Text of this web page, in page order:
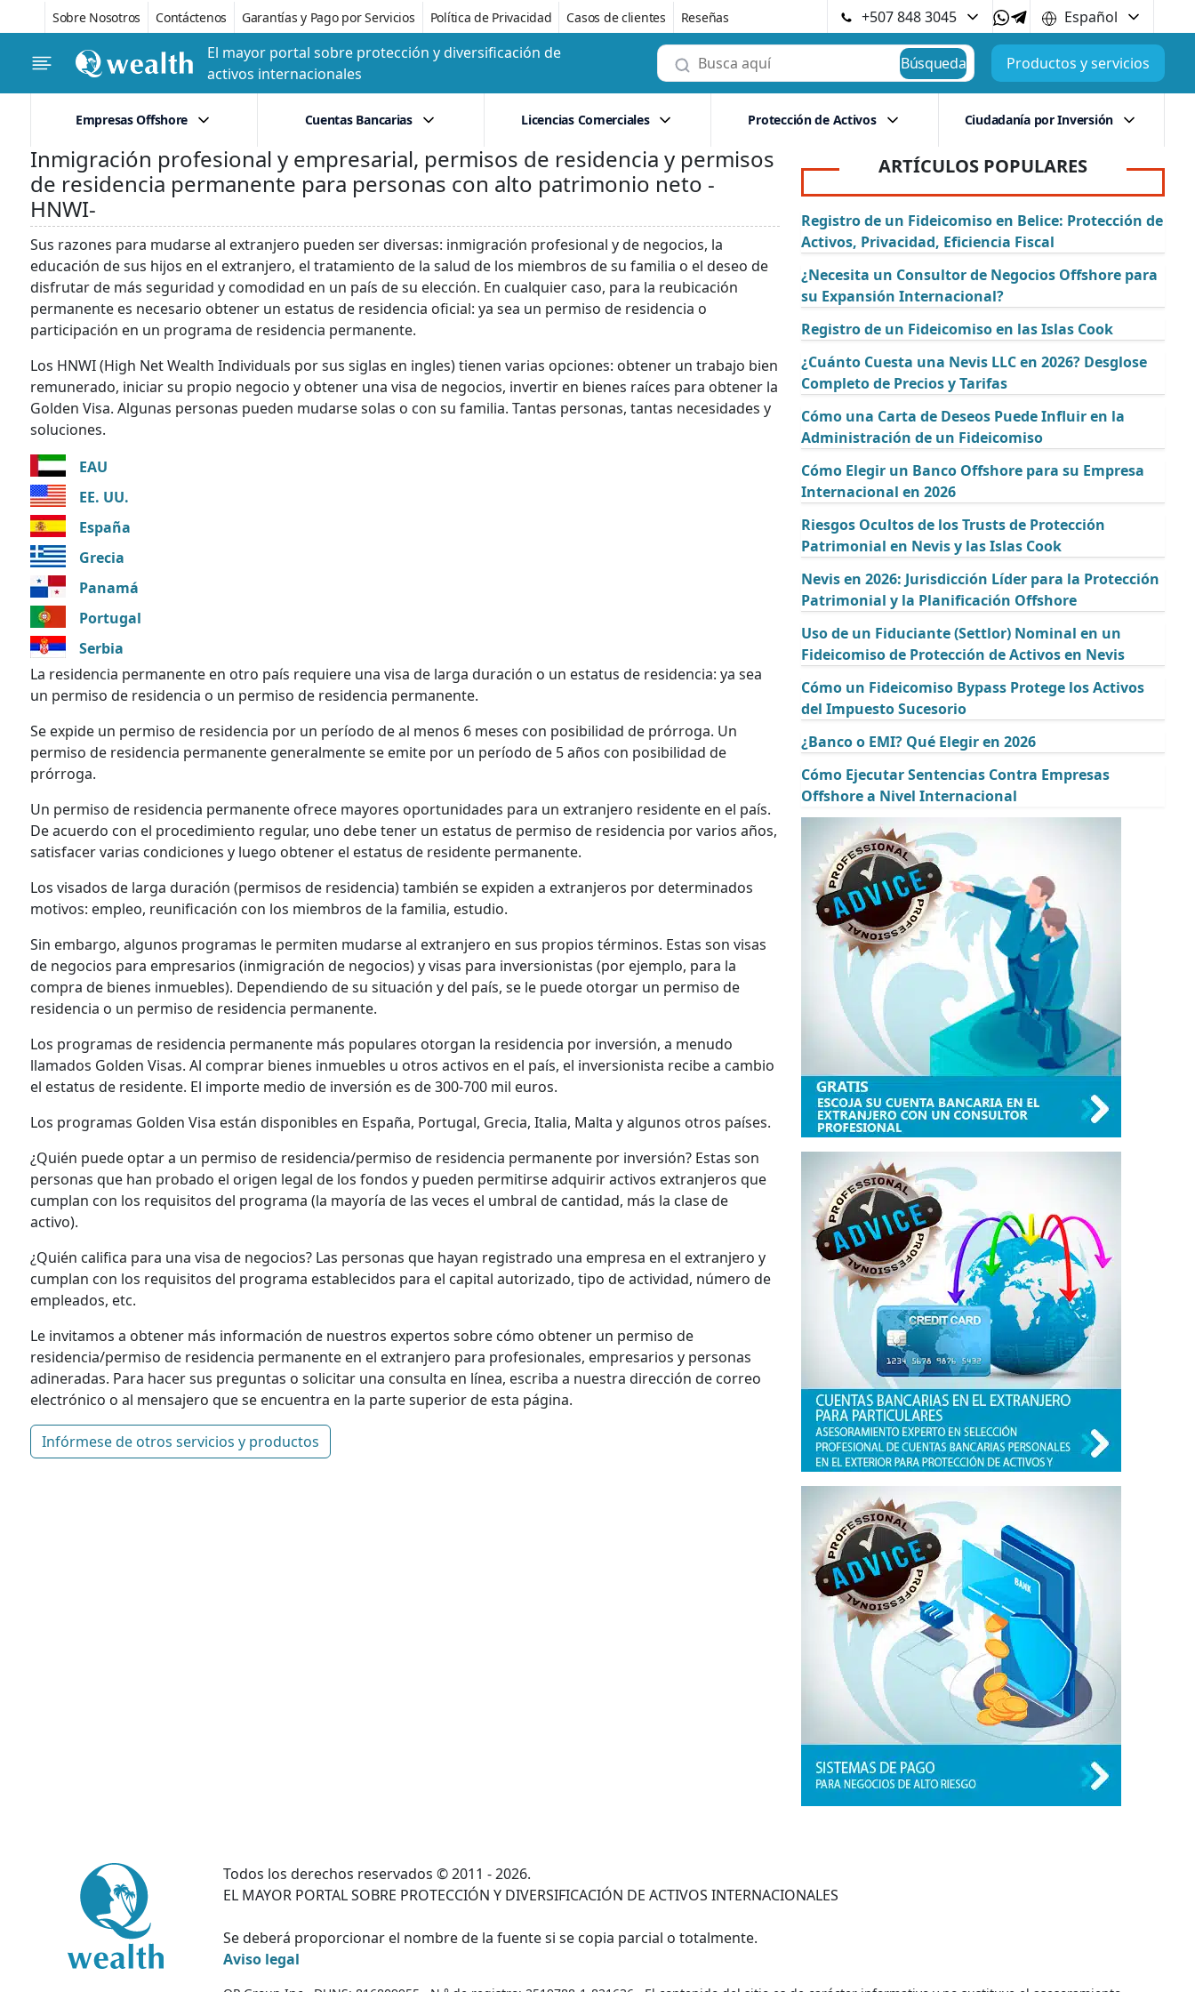
Sobre Nosotros Contáctenos Garantías y Pago por Servicios Política de Privacidad Casos de clientes Reseñas +507 848 3045
Español
El mayor portal sobre protección y diversificación de
activos internacionales
Búsqueda Productos y servicios
Empresas Offshore Cuentas Bancarias Licencias Comerciales Protección de Activos Ciudadanía por Inversión
Inmigración profesional y empresarial, permisos de residencia y permisos
de residencia permanente para personas con alto patrimonio neto -
HNWI-
Sus razones para mudarse al extranjero pueden ser diversas: inmigración profesional y de negocios, la
educación de sus hijos en el extranjero, el tratamiento de la salud de los miembros de su familia o el deseo de
disfrutar de más seguridad y comodidad en un país de su elección. En cualquier caso, para la reubicación
permanente es necesario obtener un estatus de residencia oficial: ya sea un permiso de residencia o
participación en un programa de residencia permanente.
Los HNWI (High Net Wealth Individuals por sus siglas en ingles) tienen varias opciones: obtener un trabajo bien
remunerado, iniciar su propio negocio y obtener una visa de negocios, invertir en bienes raíces para obtener la
Golden Visa. Algunas personas pueden mudarse solas o con su familia. Tantas personas, tantas necesidades y
soluciones.
EAU
EE. UU.
España
Grecia
Panamá
Portugal
Serbia
La residencia permanente en otro país requiere una visa de larga duración o un estatus de residencia: ya sea
un permiso de residencia o un permiso de residencia permanente.
Se expide un permiso de residencia por un período de al menos 6 meses con posibilidad de prórroga. Un
permiso de residencia permanente generalmente se emite por un período de 5 años con posibilidad de
prórroga.
Un permiso de residencia permanente ofrece mayores oportunidades para un extranjero residente en el país.
De acuerdo con el procedimiento regular, uno debe tener un estatus de permiso de residencia por varios años,
satisfacer varias condiciones y luego obtener el estatus de residente permanente.
Los visados ​​de larga duración (permisos de residencia) también se expiden a extranjeros por determinados
motivos: empleo, reunificación con los miembros de la familia, estudio.
Sin embargo, algunos programas le permiten mudarse al extranjero en sus propios términos. Estas son visas
de negocios para empresarios (inmigración de negocios) y visas para inversionistas (por ejemplo, para la
compra de bienes inmuebles). Dependiendo de su situación y del país, se le puede otorgar un permiso de
residencia o un permiso de residencia permanente.
Los programas de residencia permanente más populares otorgan la residencia por inversión, a menudo
llamados Golden Visas. Al comprar bienes inmuebles u otros activos en el país, el inversionista recibe a cambio
el estatus de residente. El importe medio de inversión es de 300-700 mil euros.
Los programas Golden Visa están disponibles en España, Portugal, Grecia, Italia, Malta y algunos otros países.
¿Quién puede optar a un permiso de residencia/permiso de residencia permanente por inversión? Estas son
personas que han probado el origen legal de los fondos y pueden permitirse adquirir activos extranjeros que
cumplan con los requisitos del programa (la mayoría de las veces el umbral de cantidad, más la clase de
activo).
¿Quién califica para una visa de negocios? Las personas que hayan registrado una empresa en el extranjero y
cumplan con los requisitos del programa establecidos para el capital autorizado, tipo de actividad, número de
empleados, etc.
Le invitamos a obtener más información de nuestros expertos sobre cómo obtener un permiso de
residencia/permiso de residencia permanente en el extranjero para profesionales, empresarios y personas
adineradas. Para hacer sus preguntas o solicitar una consulta en línea, escriba a nuestra dirección de correo
electrónico o al mensajero que se encuentra en la parte superior de esta página.
Infórmese de otros servicios y productos
ARTÍCULOS POPULARES
Registro de un Fideicomiso en Belice: Protección de
Activos, Privacidad, Eficiencia Fiscal
¿Necesita un Consultor de Negocios Offshore para
su Expansión Internacional?
Registro de un Fideicomiso en las Islas Cook
¿Cuánto Cuesta una Nevis LLC en 2026? Desglose
Completo de Precios y Tarifas
Cómo una Carta de Deseos Puede Influir en la
Administración de un Fideicomiso
Cómo Elegir un Banco Offshore para su Empresa
Internacional en 2026
Riesgos Ocultos de los Trusts de Protección
Patrimonial en Nevis y las Islas Cook
Nevis en 2026: Jurisdicción Líder para la Protección
Patrimonial y la Planificación Offshore
Uso de un Fiduciante (Settlor) Nominal en un
Fideicomiso de Protección de Activos en Nevis
Cómo un Fideicomiso Bypass Protege los Activos
del Impuesto Sucesorio
¿Banco o EMI? Qué Elegir en 2026
Cómo Ejecutar Sentencias Contra Empresas
Offshore a Nivel Internacional
Todos los derechos reservados © 2011 - 2026.
EL MAYOR PORTAL SOBRE PROTECCIÓN Y DIVERSIFICACIÓN DE ACTIVOS INTERNACIONALES
Se deberá proporcionar el nombre de la fuente si se copia parcial o totalmente.
Aviso legal